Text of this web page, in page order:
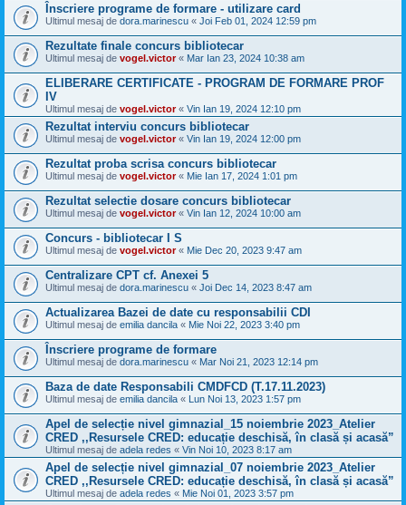
Înscriere programe de formare - utilizare card
Ultimul mesaj de dora.marinescu « Joi Feb 01, 2024 12:59 pm
Rezultate finale concurs bibliotecar
Ultimul mesaj de vogel.victor« Mar Ian 23, 2024 10:38 am
ELIBERARE CERTIFICATE - PROGRAM DE FORMARE PROF
IV
Ultimul mesaj de vogel.victor« Vin Ian 19, 2024 12:10 pm
Rezultat interviu concurs bibliotecar
Ultimul mesaj de vogel.victor« Vin Ian 19, 2024 12:00 pm
Rezultat proba scrisa concurs bibliotecar
Ultimul mesaj de vogel.victor« Mie Ian 17, 2024 1:01 pm
Rezultat selectie dosare concurs bibliotecar
Ultimul mesaj de vogel.victor« Vin Ian 12, 2024 10:00 am
Concurs - bibliotecar I S
Ultimul mesaj de vogel.victor« Mie Dec 20, 2023 9:47 am
Centralizare CPT cf. Anexei 5
Ultimul mesaj de dora.marinescu « Joi Dec 14, 2023 8:47 am
Actualizarea Bazei de date cu responsabilii CDI
Ultimul mesaj de emilia dancila « Mie Noi 22, 2023 3:40 pm
Înscriere programe de formare
Ultimul mesaj de dora.marinescu « Mar Noi 21, 2023 12:14 pm
Baza de date Responsabili CMDFCD (T.17.11.2023)
Ultimul mesaj de emilia dancila « Lun Noi 13, 2023 1:57 pm
Apel de selecție nivel gimnazial_15 noiembrie 2023_Atelier
CRED ,,Resursele CRED: educație deschisă, în clasă și acasă”
Ultimul mesaj de adela redes « Vin Noi 10, 2023 8:17 am
Apel de selecție nivel gimnazial_07 noiembrie 2023_Atelier
CRED ,,Resursele CRED: educație deschisă, în clasă și acasă”
Ultimul mesaj de adela redes « Mie Noi 01, 2023 3:57 pm